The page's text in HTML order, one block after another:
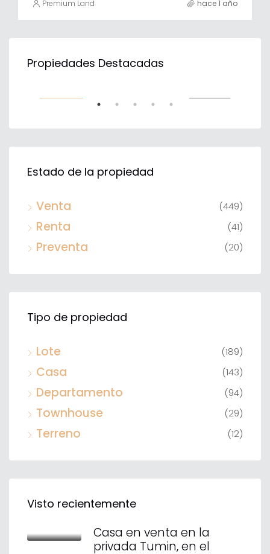
Premium Land hace 1 año
Propiedades Destacadas
VENTA
$31,843,500
Estado de la propiedad
Venta (449)
Renta (41)
Preventa (20)
Tipo de propiedad
Lote (189)
Casa (143)
Departamento (94)
Townhouse (29)
Terreno (12)
Visto recientemente
Casa en venta en la
privada Tumin, en el